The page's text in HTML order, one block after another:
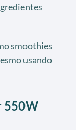
smoothies
usando
550W